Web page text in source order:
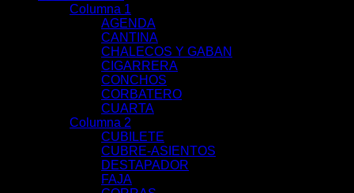
Columna 1
AGENDA
CANTINA
CHALECOS Y GABAN
CIGARRERA
CONCHOS
CORBATERO
CUARTA
Columna 2
CUBILETE
CUBRE-ASIENTOS
DESTAPADOR
FAJA